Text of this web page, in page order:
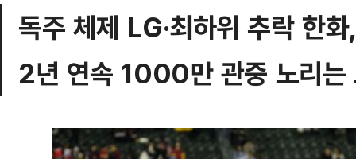
독주 체제 LG·최하위 추락 한
2년 연속 1000만 관중 노리는